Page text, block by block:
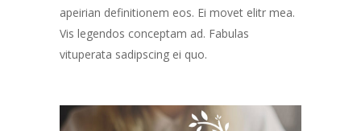
apeirian definitionem eos. Ei movet elitr mea.
Vis legendos conceptam ad. Fabulas
vituperata sadipscing ei quo.